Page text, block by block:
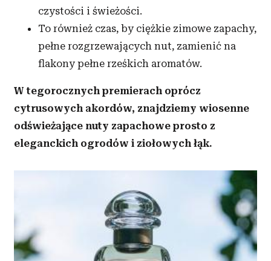
czystości i świeżości.
To również czas, by ciężkie zimowe zapachy,
pełne rozgrzewających nut, zamienić na
flakony pełne rześkich aromatów.
W tegorocznych premierach oprócz
cytrusowych akordów, znajdziemy wiosenne
odświeżające nuty zapachowe prosto z
eleganckich ogrodów i ziołowych łąk.